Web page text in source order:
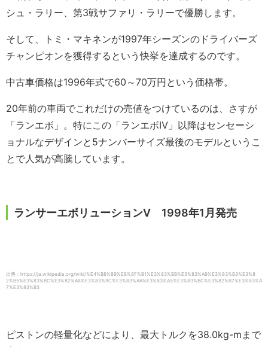
シュ・ラリー、第3戦サファリ・ラリーで優勝します。
そして、トミ・マキネンが1997年シーズンのドライバーズ
チャンピオンを獲得するという快挙を達成するのです。
中古車価格は1996年式で60～70万円という価格帯。
20年前の車両でこれだけの売値をつけているのは、さすが
「ランエボ」。特にこの「ランエボⅣ」以降はセンセーシ
ョナルなデザインと5ナンバーサイズ最後のモデルというこ
とで人気が高騰しています。
ランサーエボリューションⅤ 1998年1月発売
出典：https://ja.wikipedia.org/wiki/%E4%B8%89%E8%8F%B1%E3%83%BB%E3%83%A9%E3%83%B3%E3%8
2%B5%E3%83%BC%E3%82%A8%E3%83%9C%E3%83%AA%E3%83%A5%E3%83%BC%E3%82%B7%E3%83%A
7%E3%83%B3
ピストンの軽量化などにより、最大トルクを38.0kg-mまで